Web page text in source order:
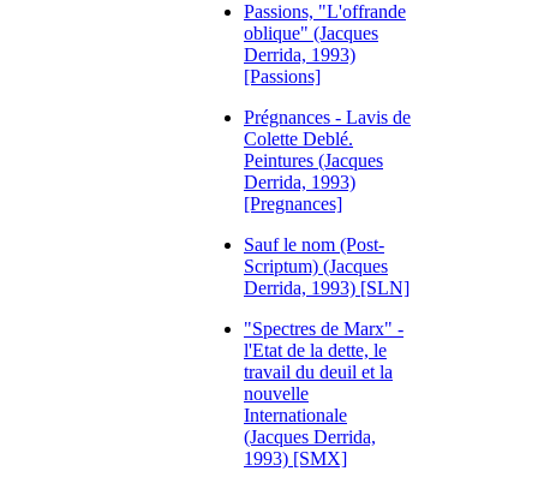
Passions, "L'offrande
oblique" (Jacques
Derrida, 1993)
[Passions]
Prégnances - Lavis de
Colette Deblé.
Peintures (Jacques
Derrida, 1993)
[Pregnances]
Sauf le nom (Post-
Scriptum) (Jacques
Derrida, 1993) [SLN]
"Spectres de Marx" -
l'Etat de la dette, le
travail du deuil et la
nouvelle
Internationale
(Jacques Derrida,
1993) [SMX]